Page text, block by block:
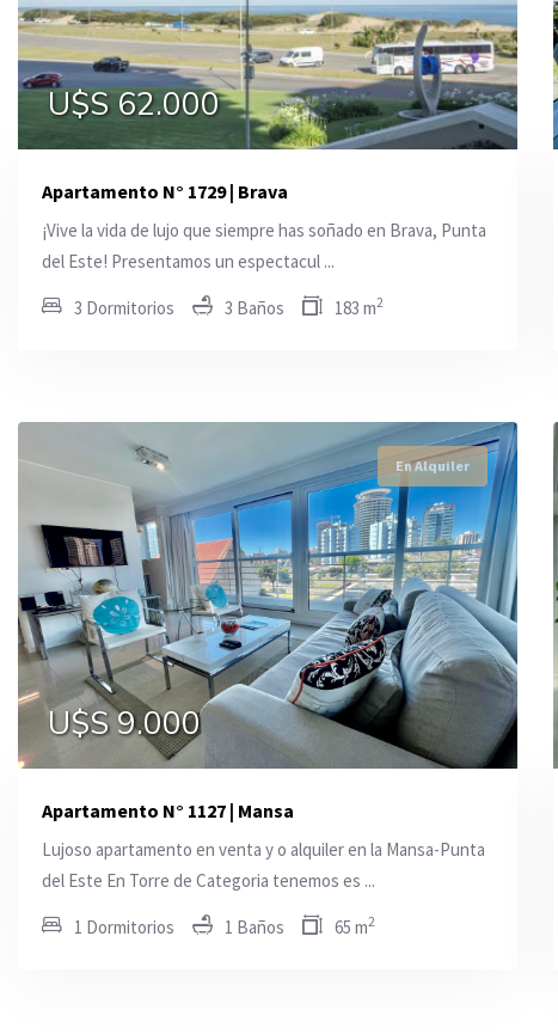
U$S 62.000
Apartamento N° 1729 | Brava
¡Vive la vida de lujo que siempre has soñado en Brava, Punta
del Este! Presentamos un espectacul ...
3 Dormitorios 3 Baños 183 m2
U$S 2.500
U$S 15.000
En Alquiler
U$S 9.000
Apartamento N° 1127 | Mansa
Lujoso apartamento en venta y o alquiler en la Mansa-Punta
del Este En Torre de Categoria tenemos es ...
1 Dormitorios 1 Baños 65 m2
En Alquiler
U$S 6.000
En Alquiler
U$S 3.500